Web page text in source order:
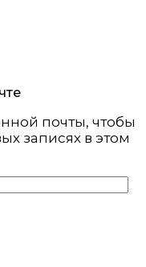
почты, чтобы
записях в этом